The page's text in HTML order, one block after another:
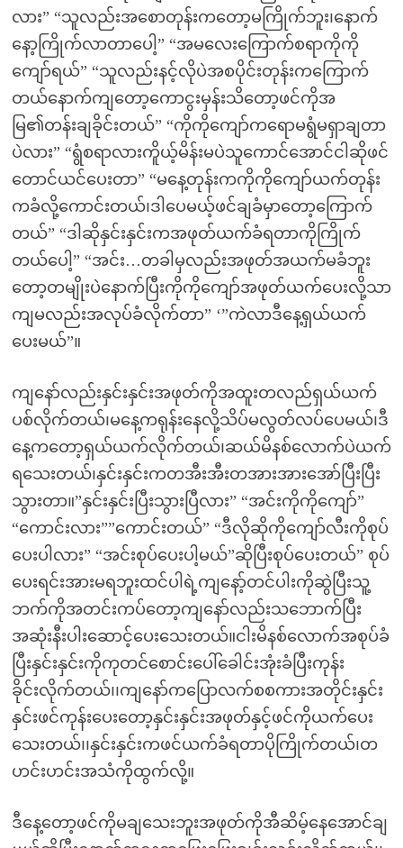
လား” “သူလည်းအစောတုန်းကတော့မကြိုက်ဘူး၊နောက်
နော့ကြိုက်လာတာပေါ့” “အမလေးကြောက်စရာကိုကို
ကျော်ရယ်” “သူလည်းနင့်လိုပဲအစပိုင်းတုန်းကကြောက်
တယ်နောက်ကျတော့ကောငွးမှန်းသိတော့ဖင်ကိုအ
မြ၏တန်းချခိုင်းတယ်” “ကိုကိုကျော်ကရောမရွံမရှာချတာ
ပဲလား” “ရွံစရာလားကိူယ့်မိန်းမပဲသူကောင်အောင်ငါဆိုဖင်
တောင်ယင်ပေးတာ” “မနေ့တုန်းကကိုကိုကျော်ယက်တုန်း
ကခံလို့ကောင်းတယ်၊ဒါပေမယ့်ဖင်ချခံမှာတော့ကြောက်
တယ်” “ဒါဆိုနှင်းနှင်းကအဖုတ်ယက်ခံရတာကိုကြိုက်
တယ်ပေါ့” “အင်း…တခါမှလည်းအဖုတ်အယက်မခံဘူး
တော့တမျိုးပဲနောက်ပြီးကိုကိုကျော်အဖုတ်ယက်ပေးလို့သာ
ကျမလည်းအလုပ်ခံလိုက်တာ” ‘”ကဲလာဒီနေ့ရှယ်ယက်
ပေးမယ်”။
ကျနော်လည်းနှင်းနှင်းအဖုတ်ကိုအထူးတလည်ရှယ်ယက်
ပစ်လိုက်တယ်၊မနေ့ကရုန်းနေလို့သိပ်မလွတ်လပ်ပေမယ်၊ဒီ
နေ့ကတော့ရှယ်ယက်လိုက်တယ်၊ဆယ်မိနစ်လောက်ပဲယက်
ရသေးတယ်၊နှင်းနှင်းကတအီးအီးတအားအားအော်ပြီးပြီး
သွားတာ။”နှင်းနှင်းပြီးသွားပြီလား” “အင်းကိုကိုကျော်”
“ကောင်းလား””ကောင်းတယ်” “ဒီလိုဆိုကိုကျော်လီးကိုစုပ်
ပေးပါလား” “အင်းစုပ်ပေးပါ့မယ်”ဆိုပြီးစုပ်ပေးတယ်” စုပ်
ပေးရင်းအားမရဘူးထင်ပါရဲ့ကျနော့်တင်ပါးကိုဆွဲပြီးသူ့
ဘက်ကိုအတင်းကပ်တော့ကျနော်လည်းသဘောက်ပြီး
အဆုံးနီးပါးဆောင့်ပေးသေးတယ်။ငါးမိနစ်လောက်အစုပ်ခံ
ပြီးနှင်းနှင်းကိုကုတင်စောင်းပေါ်ခေါင်းအုံးခံပြီးကုန်း
ခိုင်းလိုက်တယ်၊၊ကျနော်ကပြောလက်စစကားအတိုင်းနှင်း
နှင်းဖင်ကုန်းပေးတော့နှင်းနှင်းအဖုတ်နှင့်ဖင်ကိုယက်ပေး
သေးတယ်၊၊နှင်းနှင်းကဖင်ယက်ခံရတာပိုကြိုက်တယ်၊တ
ဟင်းဟင်းအသံကိုထွက်လို့။
ဒီနေ့တော့ဖင်ကိုမချသေးဘူးအဖုတ်ကိုအီဆိမ့်နေအောင်ချ